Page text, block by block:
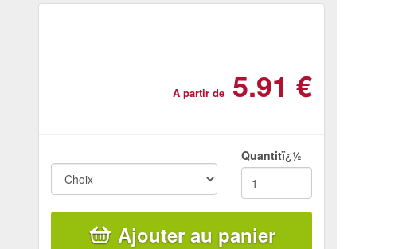
A partir de 5.91 €
Quantitï¿½
Ajouter au panier